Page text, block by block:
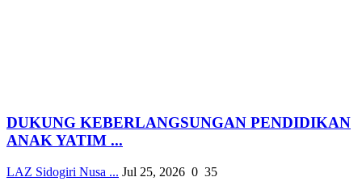
DUKUNG KEBERLANGSUNGAN PENDIDIKAN
ANAK YATIM ...
LAZ Sidogiri Nusa ... Jul 25, 2026 0 35